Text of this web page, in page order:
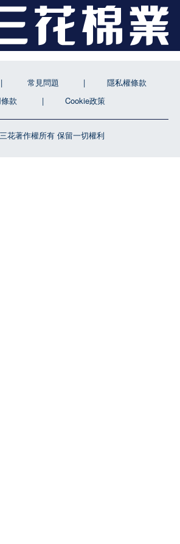
花著作權所有 保留一切權利
常見問題
隱私權條款
款
Cookie政策